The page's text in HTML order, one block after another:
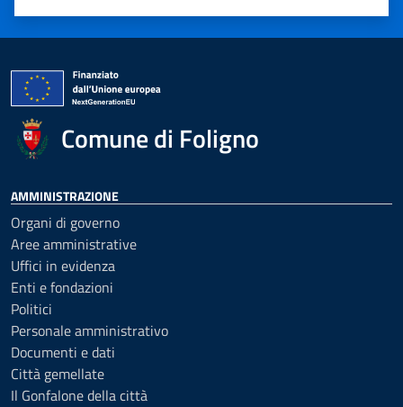
Valuta 5 stelle su 5
Valuta 4 stelle su 5
Valuta 3 stelle su 5
Valuta 2 stelle su 5
Valuta 1 stelle su 5
Comune di Foligno
AMMINISTRAZIONE
Organi di governo
Aree amministrative
Uffici in evidenza
Enti e fondazioni
Politici
Personale amministrativo
Documenti e dati
Città gemellate
Il Gonfalone della città